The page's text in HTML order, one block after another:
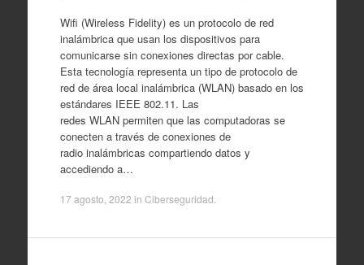
Wifi (Wireless Fidelity) es un protocolo de red
inalámbrica que usan los dispositivos para
comunicarse sin conexiones directas por cable.
Esta tecnología representa un tipo de protocolo de
red de área local inalámbrica (WLAN) basado en los
estándares IEEE 802.11. Las
redes WLAN permiten que las computadoras se
conecten a través de conexiones de
radio inalámbricas compartiendo datos y
accediendo a…
17 agosto, 2022 in Ciberseguridad.